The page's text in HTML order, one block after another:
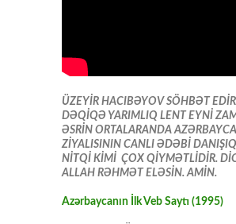
ÜZEYİR HACIBƏYOV SÖHBƏT
DƏQİQƏ YARIMLIQ LENT EYNİ
ƏSRİN ORTALARANDA
ZİYALISININ CANLI ƏDƏBİ
NİTQİ KİMİ ÇOX QİYMƏTLİDİR.
ALLAH RƏHMƏT ELƏSİN. AMİN.
Azərbaycanın İlk Veb Saytı (1995)